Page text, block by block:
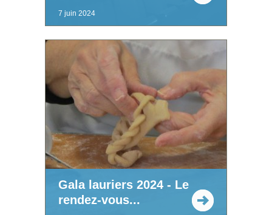
7 juin 2024
Gala lauriers 2024 - Le
rendez-vous...